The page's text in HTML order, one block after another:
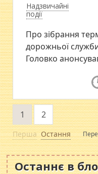
Надзвичайні
події
Про зібрання
дорожньої служби
Головко
Перша
1 2
Остання
Останнє в